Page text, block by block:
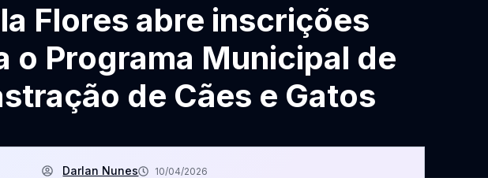
Flores abre inscrições
o Programa Municipal de
de Cães e Gatos
Darlan Nunes 10/04/2026